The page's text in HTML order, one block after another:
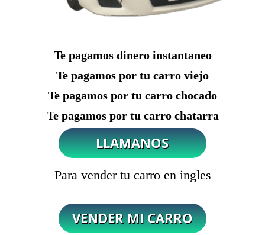
Te pagamos dinero instantaneo
Te pagamos por tu carro viejo
Te pagamos por tu carro chocado
Te pagamos por tu carro chatarra
Para vender tu carro en ingles